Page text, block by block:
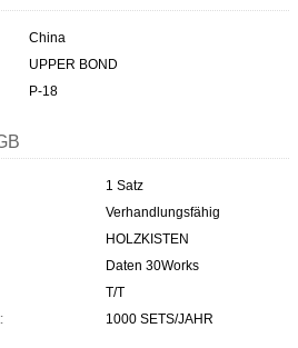
China
UPPER BOND
P-18
1 Satz
Verhandlungsfähig
HOLZKISTEN
Daten 30Works
T/T
1000 SETS/JAHR